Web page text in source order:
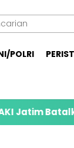
POLRI
Demo